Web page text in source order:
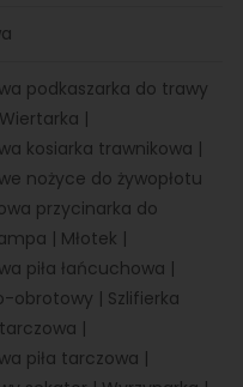
podkaszarka do trawy
|
kosiarka trawnikowa |
nożyce do żywopłotu
przycinarka do
| Młotek |
piła łańcuchowa |
obrotowy | Szlifierka
|
piła tarczowa |